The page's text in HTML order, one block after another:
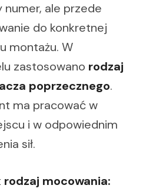
numer, ale przede
do konkretnej
montażu. W
zastosowano rodzaj
poprzecznego.
ma pracować w
i w odpowiednim
sił.
rodzaj mocowania: